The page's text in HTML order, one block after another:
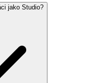
jako Studio?